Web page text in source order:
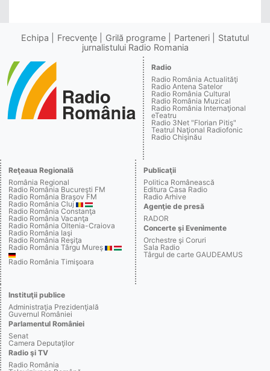
Echipa Frecvenţe Grilă programe Parteneri
Statutul
jurnalistului Radio Romania
Radio
Radio România Actualităţi
Radio Antena Satelor
Radio România Cultural
Radio România Muzical
Radio România Internaţional
eTeatru
Radio 3Net "Florian Pitiş"
Teatrul Naţional Radiofonic
Radio Chişinău
Reţeaua Regională
România Regional
Radio România Bucureşti FM
Radio România Braşov FM
Radio România Cluj
Radio România Constanţa
Radio România Vacanţa
Radio România Oltenia-Craiova
Radio România Iaşi
Radio România Reşiţa
Radio România Târgu Mureş
Radio România Timişoara
Publicaţii
Politica Românească
Editura Casa Radio
Radio Arhive
Agenţie de presă
RADOR
Concerte şi Evenimente
Orchestre şi Coruri
Sala Radio
Târgul de carte GAUDEAMUS
Instituţii publice
Administraţia Prezidenţială
Guvernul României
Parlamentul României
Senat
Camera Deputaţilor
Radio şi TV
Radio România